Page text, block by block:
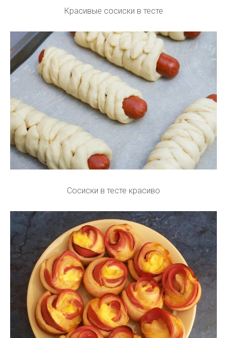
Красивые сосиски в тесте
Сосиски в тесте красиво